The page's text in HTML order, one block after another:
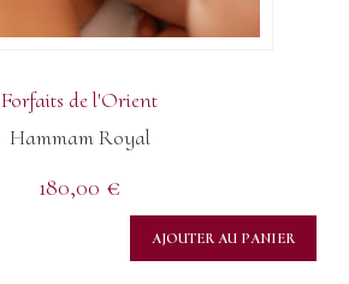
Forfaits de l'Orient
Hammam Royal
180,00 €
AJOUTER AU PANIER